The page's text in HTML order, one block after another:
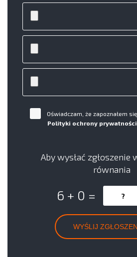
Oświadczam, że zapoznałem
Polityki ochrony
Aby wysłać zgłoszenie
równania
6 + 0 =